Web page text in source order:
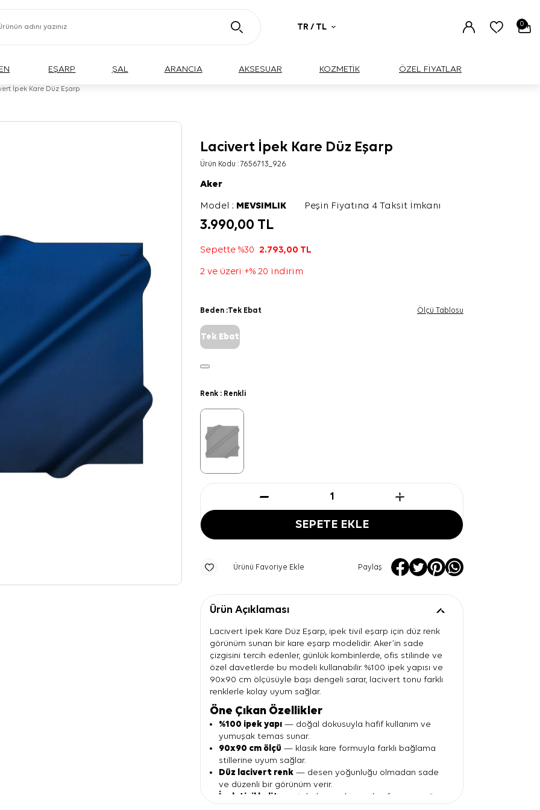
TR / TL 0
EŞARP ŞAL ARANCIA AKSESUAR KOZMETİK ÖZEL FİYATLAR
İpek Kare Düz Eşarp
Lacivert İpek Kare Düz Eşarp
Ürün Kodu :7656713_926
Aker
Model : MEVSIMLIK Peşin Fiyatına 4 Taksit İmkanı
3.990,00 TL
Sepette %30 2.793,00 TL
2 ve üzeri +% 20 indirim
Beden :Tek Ebat Ölçü Tablosu
Tek Ebat
Renk : Renkli
SEPETE EKLE
Ürünü Favoriye Ekle Paylaş
Ürün Açıklaması
Lacivert İpek Kare Düz Eşarp, ipek tivil eşarp için düz renk
görünüm sunan bir kare eşarp modelidir. Aker’in sade
çizgisini tercih edenler, günlük kombinlerde, ofis stilinde ve
özel davetlerde bu modeli kullanabilir. %100 ipek yapısı ve
90x90 cm ölçüsüyle başı dengeli sarar, lacivert tonu farklı
renklerle kolay uyum sağlar.
Öne Çıkan Özellikler
%100 ipek yapı — doğal dokusuyla hafif kullanım ve
yumuşak temas sunar.
90x90 cm ölçü — klasik kare formuyla farklı bağlama
stillerine uyum sağlar.
Düz lacivert renk — desen yoğunluğu olmadan sade
ve düzenli bir görünüm verir.
İpek tivil kalite
— tok duruşuyla eşarbın formunu gün